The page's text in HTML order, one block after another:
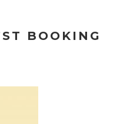
BOOKING